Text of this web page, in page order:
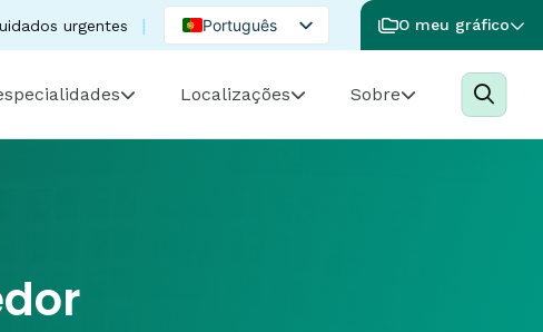
urgentes
Português
Spanish
O meu gráfico
Localizações Sobre